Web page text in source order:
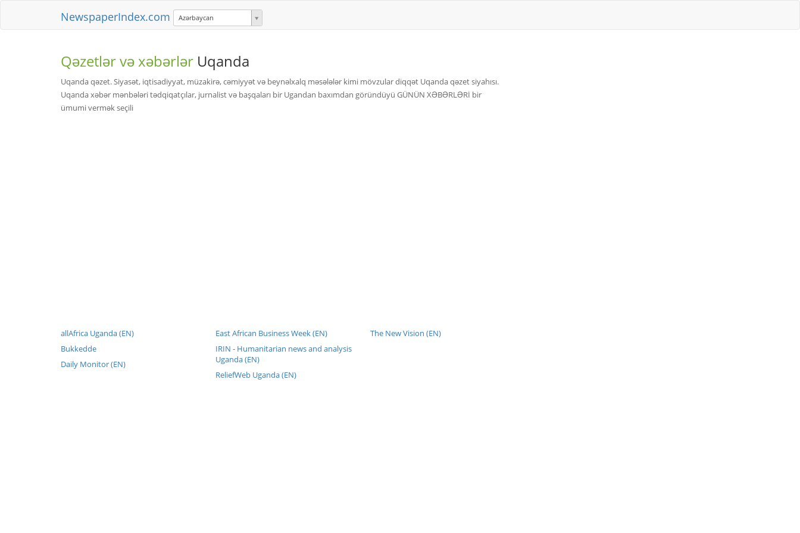
NewspaperIndex.com Azərbaycan
Qəzetlər və xəbərlər Uqanda
Uqanda qəzet. Siyasət, iqtisadiyyat, müzakirə, cəmiyyət və beynəlxalq məsələlər kimi mövzular diqqət Uqanda qəzet siyahısı.
Uqanda xəbər mənbələri tədqiqatçılar, jurnalist və başqaları bir Ugandan baxımdan göründüyü GÜNÜN XƏBƏRLƏRİ bir
ümumi vermək seçili
allAfrica Uganda (EN)
Bukkedde
Daily Monitor (EN)
East African Business Week (EN)
IRIN - Humanitarian news and analysis
Uganda (EN)
ReliefWeb Uganda (EN)
The New Vision (EN)